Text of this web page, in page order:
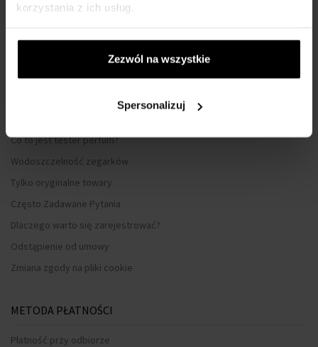
korzystania z ich usług.
Zezwól na wszystkie
Spersonalizuj
Regulamin zakupów
Formularz reklamacyjny
Sposób dostawy
Co to jest tester perfum?
Wodoszczelność zegarków
Tylko oryginalne towary
Często Zadawane Pytania
Dlaczego warto się zarejestrować?
Odstąpienie od umowy
Zmiana zgody na pliki cookie
METODA PŁATNOŚCI
Płatność przy odbiorze